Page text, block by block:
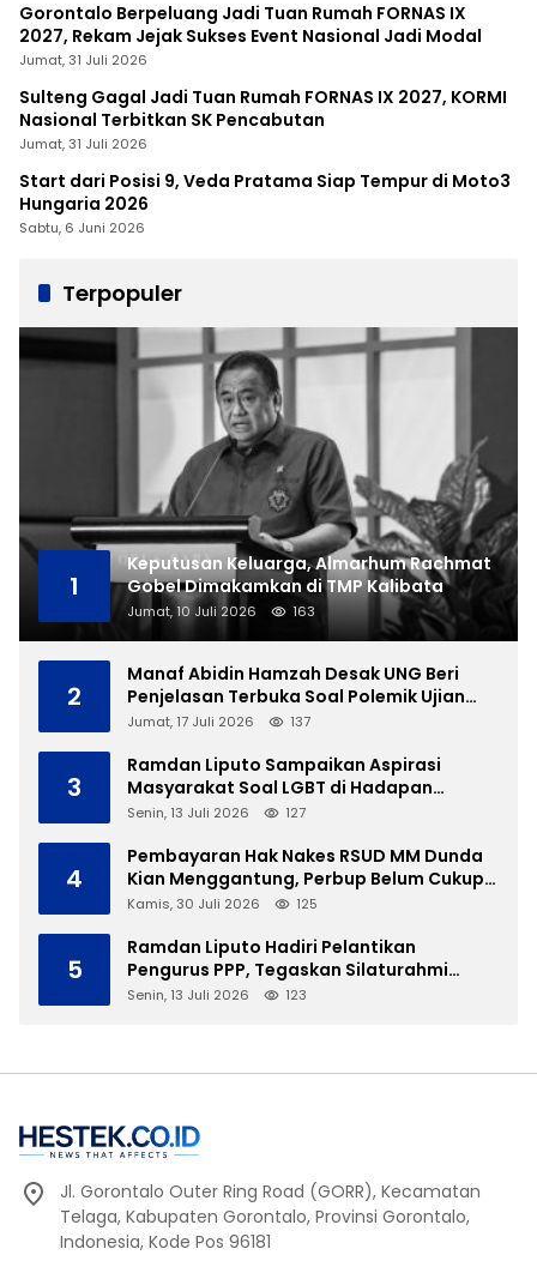
Gorontalo Berpeluang Jadi Tuan Rumah FORNAS IX
2027, Rekam Jejak Sukses Event Nasional Jadi Modal
Jumat, 31 Juli 2026
Sulteng Gagal Jadi Tuan Rumah FORNAS IX 2027, KORMI
Nasional Terbitkan SK Pencabutan
Jumat, 31 Juli 2026
Start dari Posisi 9, Veda Pratama Siap Tempur di Moto3
Hungaria 2026
Sabtu, 6 Juni 2026
Terpopuler
1
Keputusan Keluarga, Almarhum Rachmat
Gobel Dimakamkan di TMP Kalibata
Jumat, 10 Juli 2026 163
2
Manaf Abidin Hamzah Desak UNG Beri
Penjelasan Terbuka Soal Polemik Ujian
Skripsi Mahasiswi
Jumat, 17 Juli 2026 137
3
Ramdan Liputo Sampaikan Aspirasi
Masyarakat Soal LGBT di Hadapan
Gubernur Gusnar
Senin, 13 Juli 2026 127
4
Pembayaran Hak Nakes RSUD MM Dunda
Kian Menggantung, Perbup Belum Cukup
Tanpa Direktur Definitif
Kamis, 30 Juli 2026 125
5
Ramdan Liputo Hadiri Pelantikan
Pengurus PPP, Tegaskan Silaturahmi
Antarpartai Kunci Membangun Gorontalo
Senin, 13 Juli 2026 123
Jl. Gorontalo Outer Ring Road (GORR), Kecamatan
Telaga, Kabupaten Gorontalo, Provinsi Gorontalo,
Indonesia, Kode Pos 96181